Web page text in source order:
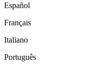
Español
Français
Italiano
Português